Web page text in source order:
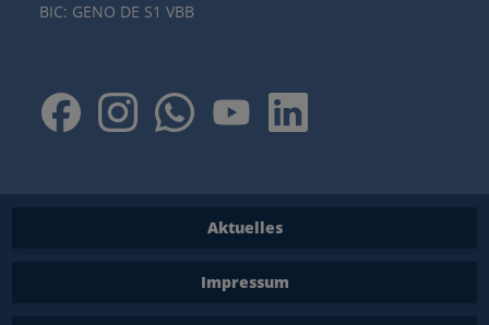
BIC: GENO DE S1 VBB
Aktuelles
Impressum